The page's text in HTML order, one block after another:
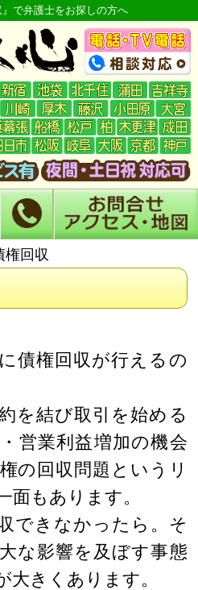
で弁護士をお探しの方へ
権回収
債権回収が行えるの
を結び取引を始める
営業利益増加の機会
の回収問題というリ
面もあります。
できなかったら。そ
な影響を及ぼす事態
大きくあります。